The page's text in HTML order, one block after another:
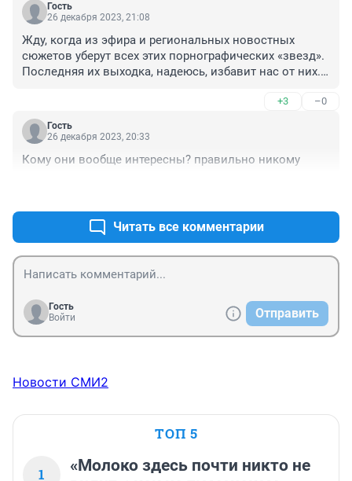
Гость
26 декабря 2023, 21:08
Жду, когда из эфира и региональных новостных
сюжетов уберут всех этих порнографических «звезд».
Последняя их выходка, надеюсь, избавит нас от них.
«благотворительную» деятельность этих персонажей.
+3 –0
Гость
26 декабря 2023, 20:33
Кому они вообще интересны? правильно никому
Читать все комментарии
Гость
Войти
Отправить
Новости СМИ2
ТОП 5
1
«Молоко здесь почти никто не